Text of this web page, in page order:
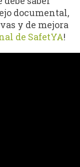
documental,
y de mejora
de SafetYA!